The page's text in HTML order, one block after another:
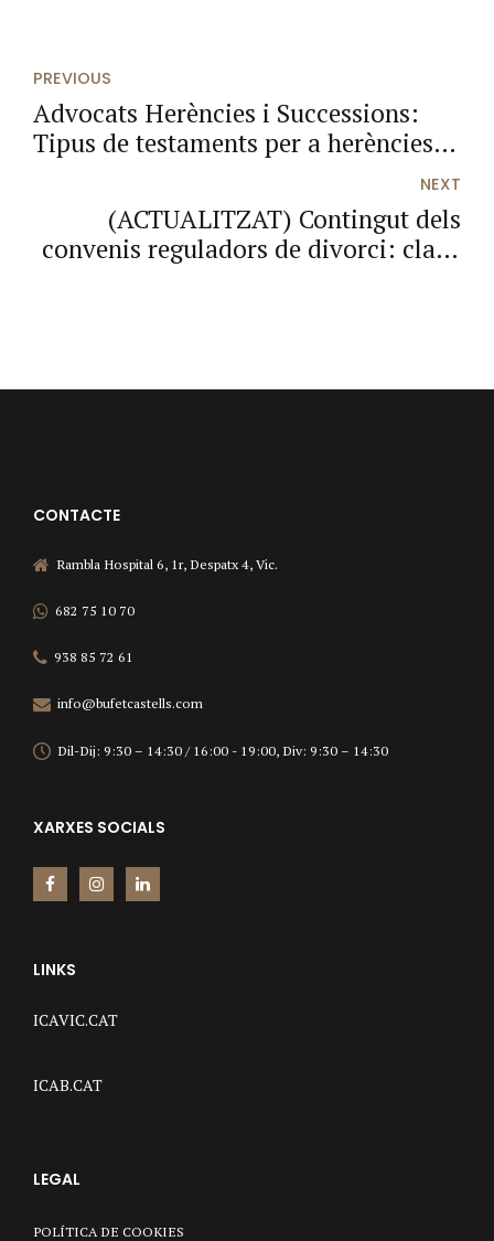
PREVIOUS
Advocats Herències i Successions:
Tipus de testaments per a herències
NEXT
(ACTUALITZAT) Contingut dels
convenis reguladors de divorci: claus
CONTACTE
Rambla Hospital 6, 1r, Despatx 4, Vic.
682 75 10 70
938 85 72 61
info@bufetcastells.com
Dil-Dij: 9:30 – 14:30 / 16:00 - 19:00, Div: 9:30 – 14:30
XARXES SOCIALS
LINKS
ICAVIC.CAT
ICAB.CAT
LEGAL
POLÍTICA DE COOKIES